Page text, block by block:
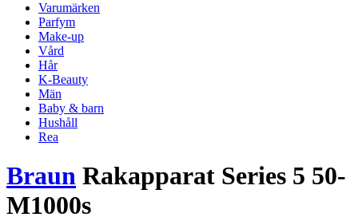
Varumärken
Parfym
Make-up
Vård
Hår
K-Beauty
Män
Baby & barn
Hushåll
Rea
Braun Rakapparat Series 5 50-
M1000s